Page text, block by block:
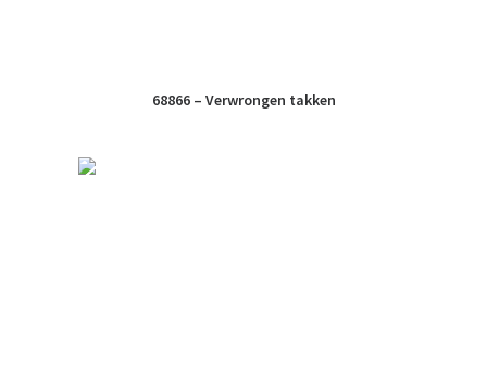
68866 – Verwrongen takken